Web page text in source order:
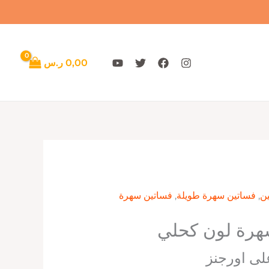
0,00 ر.س
, فساتين سهرة طويلة, فساتين سهرة
لون كحلي
اورجنز